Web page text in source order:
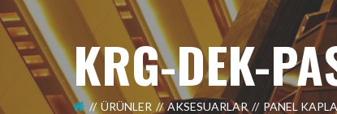
KRG-DEK-
ÜRÜNLER AKSESUARLAR PANEL